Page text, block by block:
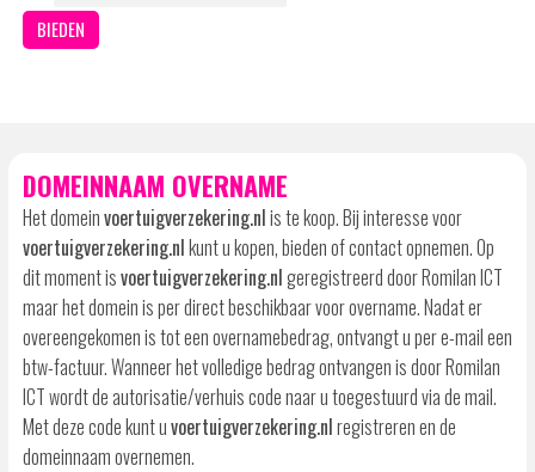
DOMEINNAAM OVERNAME
Het domeinvoertuigverzekering.nlis te koop. Bij interesse voor
voertuigverzekering.nlkunt u kopen, bieden of contact opnemen. Op
dit moment isvoertuigverzekering.nlgeregistreerd door Romilan ICT
maar het domein is per direct beschikbaar voor overname. Nadat er
overeengekomen is tot een overnamebedrag, ontvangt u per e-mail een
btw-factuur. Wanneer het volledige bedrag ontvangen is door Romilan
ICT wordt de autorisatie/verhuis code naar u toegestuurd via de mail.
Met deze code kunt uvoertuigverzekering.nlregistreren en de
domeinnaam overnemen.